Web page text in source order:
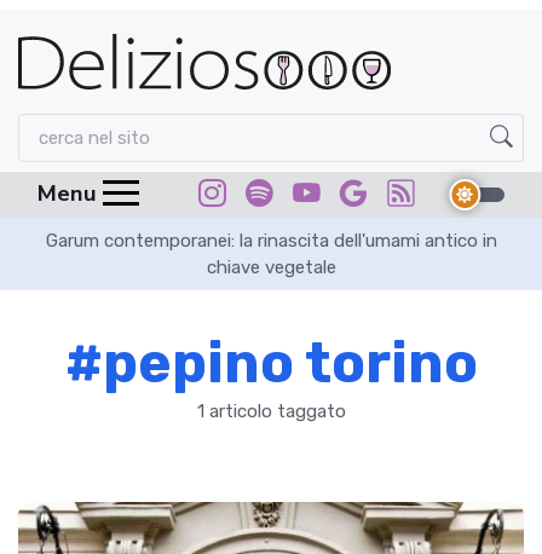
Menu
Garum contemporanei: la rinascita dell'umami antico in
chiave vegetale
#pepino torino
1 articolo taggato